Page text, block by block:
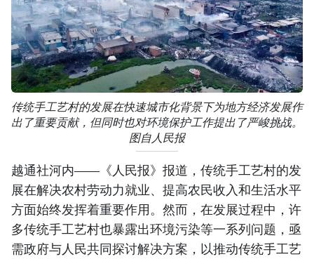
传统手工艺村的发展在快速城市化背景下为地方经济发展作
出了重要贡献，但同时也对环境保护工作提出了严峻挑战。
图自人民报
越通社河内——《人民报》报道，传统手工艺村的发
展在解决农村劳动力就业、提高农民收入和生活水平
方面始终发挥着重要作用。然而，在发展过程中，许
多传统手工艺村也暴露出环境污染等一系列问题，亟
需政府与人民共同探讨解决方案，以推动传统手工艺